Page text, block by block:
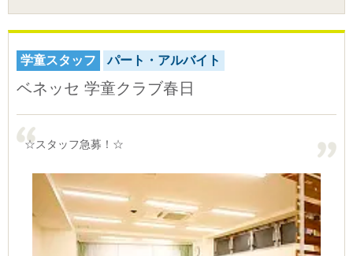
学童スタッフ パート・アルバイト
ベネッセ 学童クラブ春日
☆スタッフ急募！☆